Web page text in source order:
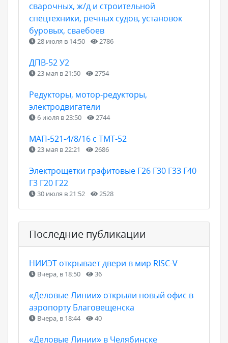
сварочных, ж/д и строительной
спецтехники, речных судов, установок
буровых, сваебоев
28 июля в 14:50 2786
ДПВ-52 У2
23 мая в 21:50 2754
Редукторы, мотор-редукторы,
электродвигатели
6 июля в 23:50 2744
МАП-521-4/8/16 с ТМТ-52
23 мая в 22:21 2686
Электрощетки графитовые Г26 Г30 Г33 Г40
Г3 Г20 Г22
30 июля в 21:52 2528
Последние публикации
НИИЭТ открывает двери в мир RISC-V
Вчера, в 18:50 36
«Деловые Линии» открыли новый офис в
аэропорту Благовещенска
Вчера, в 18:44 40
«Деловые Линии» в Челябинске